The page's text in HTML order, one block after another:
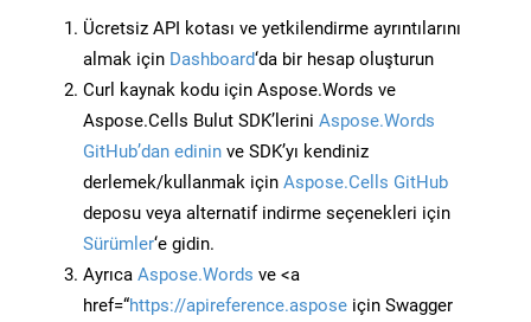
Ücretsiz API kotası ve yetkilendirme ayrıntılarını
almak için Dashboard‘da bir hesap oluşturun
Curl kaynak kodu için Aspose.Words ve
Aspose.Cells Bulut SDK’lerini Aspose.Words
GitHub’dan edinin ve SDK’yı kendiniz
derlemek/kullanmak için Aspose.Cells GitHub
deposu veya alternatif indirme seçenekleri için
Sürümler‘e gidin.
Ayrıca Aspose.Words ve <a
href=“https://apireference.aspose için Swagger